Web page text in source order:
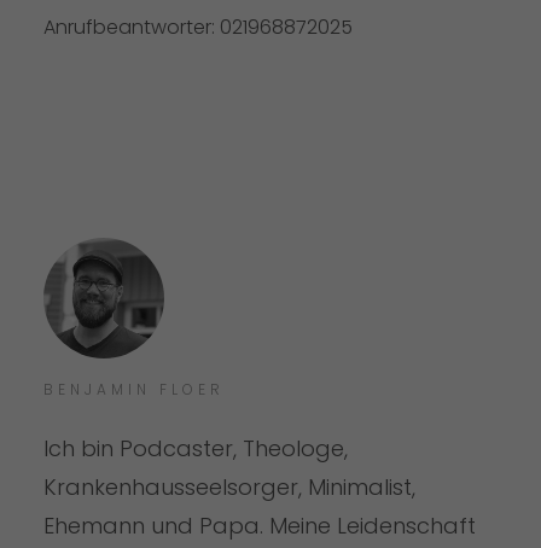
Anrufbeantworter: 021968872025
BENJAMIN FLOER
Ich bin Podcaster, Theologe,
Krankenhausseelsorger, Minimalist,
Ehemann und Papa. Meine Leidenschaft